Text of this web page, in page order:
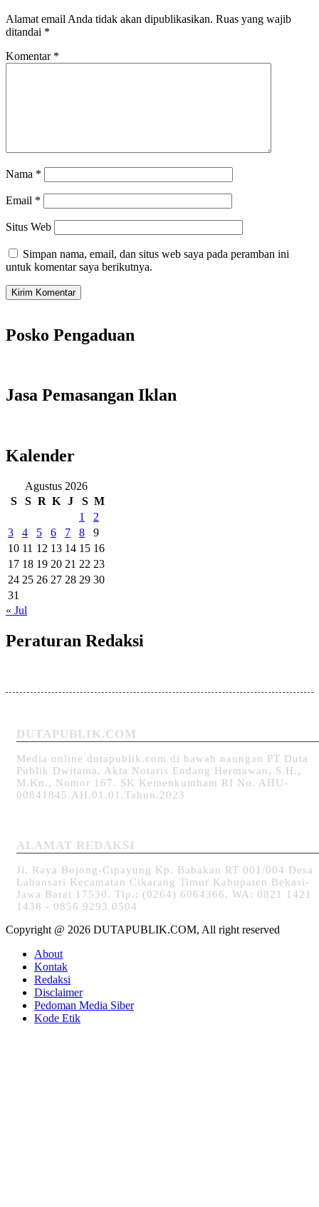
Alamat email Anda tidak akan dipublikasikan. Ruas yang wajib
ditandai *
Komentar *
Nama *
Email *
Situs Web
Simpan nama, email, dan situs web saya pada peramban ini
untuk komentar saya berikutnya.
Posko Pengaduan
Jasa Pemasangan Iklan
Kalender
Agustus 2026
S
S R K J S M
1
2
3
4 5 6 7 8
9
10 11 12 13 14 15 16
17 18 19 20 21 22 23
24 25 26 27 28 29 30
31
« Jul
Peraturan Redaksi
DUTAPUBLIK.COM
Media online dutapublik.com di bawah naungan PT Duta
Publik Dwitama. Akta Notaris Endang Hermawan, S.H.,
M.Kn., Nomor 167. SK Kemenkumham RI No. AHU-
00841845.AH.01.01.Tahun.2023
ALAMAT REDAKSI
Jl. Raya Bojong-Cipayung Kp. Babakan RT 001/004 Desa
Labansari Kecamatan Cikarang Timur Kabupaten Bekasi-
Jawa Barat 17530. Tlp.: (0264) 6064366, WA: 0821 1421
1438 - 0856 9293 0504
Copyright @ 2026 DUTAPUBLIK.COM, All right reserved
About
Kontak
Redaksi
Disclaimer
Pedoman Media Siber
Kode Etik